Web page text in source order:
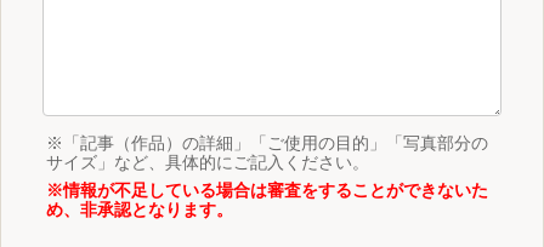
※「記事（作品）の詳細」「ご使用の目的」「写真部分の
サイズ」など、具体的にご記入ください。
※情報が不足している場合は審査をすることができないた
め、非承認となります。